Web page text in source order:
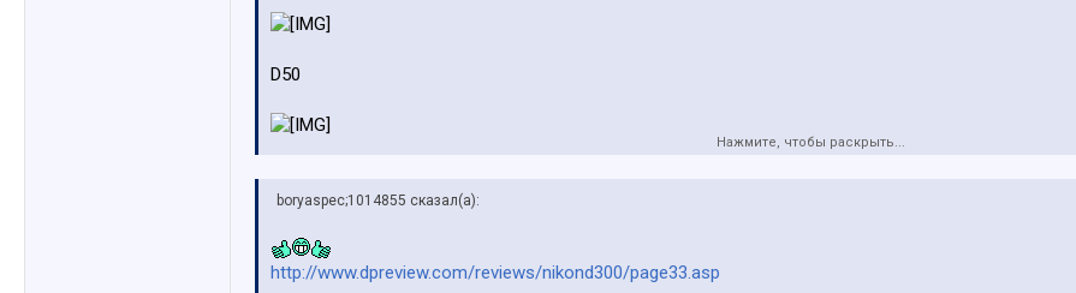
D50
Нажмите, чтобы раскрыть...
boryaspec;1014855 сказал(а):
http://www.dpreview.com/reviews/nikond300/page33.asp